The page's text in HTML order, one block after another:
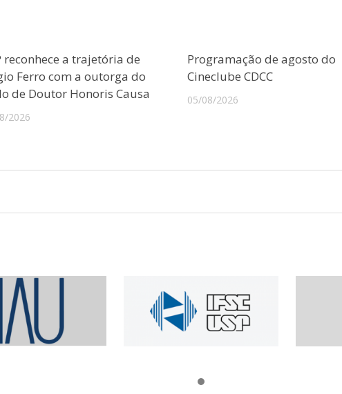
reconhece a trajetória de
Ferro com a outorga do
de Doutor Honoris Causa
2026
Programação de agosto do
Cineclube CDCC
05/08/2026